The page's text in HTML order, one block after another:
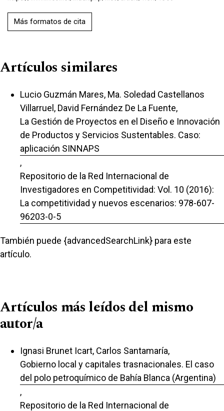
Más formatos de cita
Artículos similares
Lucio Guzmán Mares, Ma. Soledad Castellanos
Villarruel, David Fernández De La Fuente,
La Gestión de Proyectos en el Diseño e Innovación
de Productos y Servicios Sustentables. Caso:
aplicación SINNAPS
,
Repositorio de la Red Internacional de
Investigadores en Competitividad: Vol. 10 (2016):
La competitividad y nuevos escenarios: 978-607-
96203-0-5
También puede {advancedSearchLink} para este
artículo.
Artículos más leídos del mismo
autor/a
Ignasi Brunet Icart, Carlos Santamaría,
Gobierno local y capitales trasnacionales. El caso
del polo petroquímico de Bahía Blanca (Argentina)
,
Repositorio de la Red Internacional de